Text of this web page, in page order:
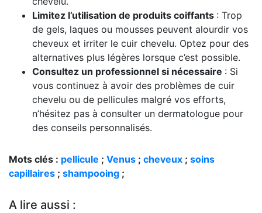
Limitez l’utilisation de produits coiffants : Trop
de gels, laques ou mousses peuvent alourdir vos
cheveux et irriter le cuir chevelu. Optez pour des
alternatives plus légères lorsque c’est possible.
Consultez un professionnel si nécessaire : Si
vous continuez à avoir des problèmes de cuir
chevelu ou de pellicules malgré vos efforts,
n’hésitez pas à consulter un dermatologue pour
des conseils personnalisés.
Mots clés : pellicule ; Venus ; cheveux ; soins
capillaires ; shampooing ;
A lire aussi :